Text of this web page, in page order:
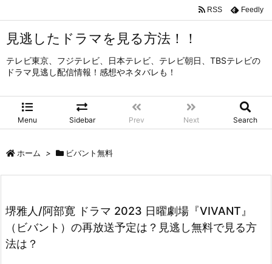
見逃したドラマを見る方法！！
テレビ東京、フジテレビ、日本テレビ、テレビ朝日、TBSテレビの
ドラマ見逃し配信情報！感想やネタバレも！
Menu Sidebar Prev Next Search
RSS Feedly
ホーム > ビバント無料
堺雅人/阿部寛 ドラマ 2023 日曜劇場『VIVANT』
（ビバント）の再放送予定は？見逃し無料で見る方
法は？